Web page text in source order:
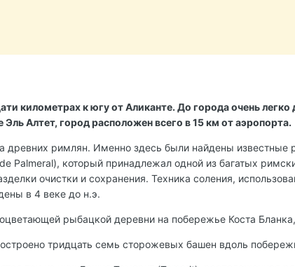
километрах к югу от Аликанте. До города очень
Алтет, город расположен всего в 15 км от аэропорта.
древних римлян. Именно здесь были найдены известные
Palmeral), который принадлежал одной из багатых
очистки и сохранения. Техника соления,
в 4 веке до н.э.
рыбацкой деревни на побережье Коста
тридцать семь сторожевых башен вдоль